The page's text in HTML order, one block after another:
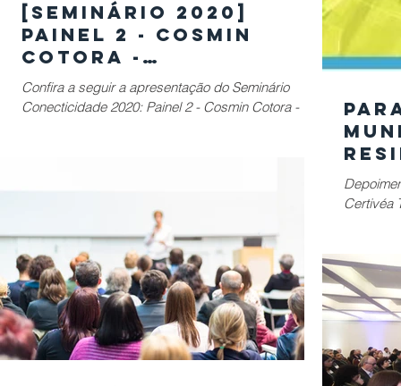
[SEMINÁRIO 2020]
Painel 2 - Cosmin
Cotora -
Planejamento de
Longo Prazo para
Confira a seguir a apresentação do Seminário
Conecticidade 2020: Painel 2 - Cosmin Cotora -
Certivéa